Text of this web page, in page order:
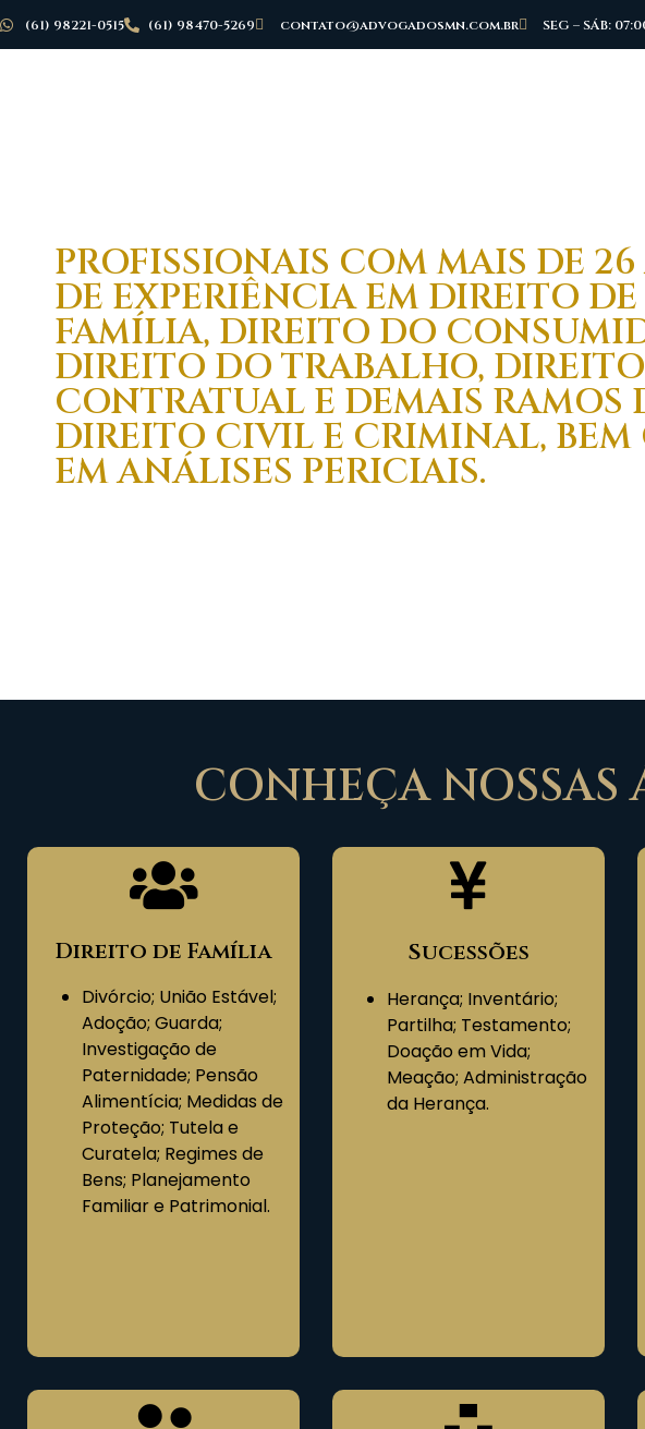
(61) 98221-0515 (61) 98470-5269 contato@advogadosmn.com.br SEG – SÁB:
PROFISSIONAIS COM MAIS DE
DE EXPERIÊNCIA EM DIREITO DE
FAMÍLIA, DIREITO DO
DIREITO DO TRABALHO, DIREITO
CONTRATUAL E DEMAIS RAMOS
DIREITO CIVIL E CRIMINAL, BEM
EM ANÁLISES PERICIAIS.
CONHEÇA NOSSAS
Direito de Família
Divórcio; União Estável;
Adoção; Guarda;
Investigação de
Paternidade; Pensão
Alimentícia; Medidas de
Proteção; Tutela e
Curatela; Regimes de
Bens; Planejamento
Familiar e Patrimonial.
Sucessões
Herança; Inventário;
Partilha; Testamento;
Doação em Vida;
Meação; Administração
da Herança.